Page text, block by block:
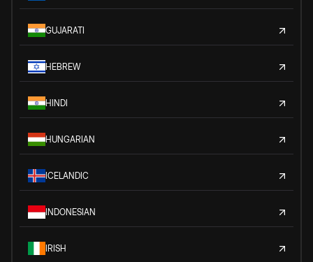
GUJARATI
HEBREW
HINDI
HUNGARIAN
ICELANDIC
INDONESIAN
IRISH